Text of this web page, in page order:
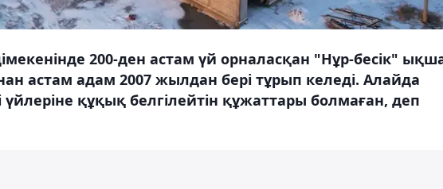
200-ден астам үй орналасқан "Нұр-бесік"
астам адам 2007 жылдан бері тұрып келеді. Алайда
құқық белгілейтін құжаттары болмаған, деп